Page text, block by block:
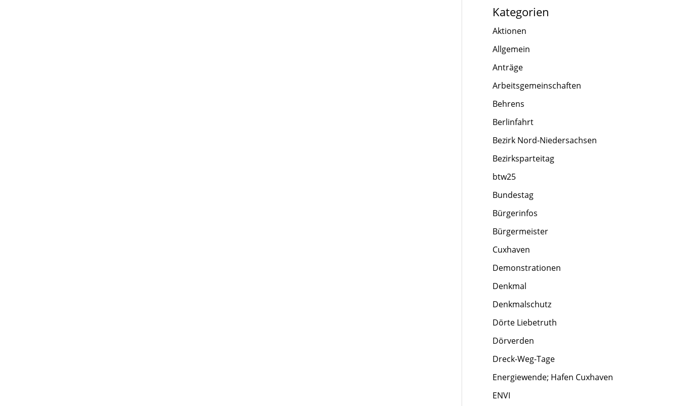
Kategorien
Aktionen
Allgemein
Anträge
Arbeitsgemeinschaften
Behrens
Berlinfahrt
Bezirk Nord-Niedersachsen
Bezirksparteitag
btw25
Bundestag
Bürgerinfos
Bürgermeister
Cuxhaven
Demonstrationen
Denkmal
Denkmalschutz
Dörte Liebetruth
Dörverden
Dreck-Weg-Tage
Energiewende; Hafen Cuxhaven
ENVI